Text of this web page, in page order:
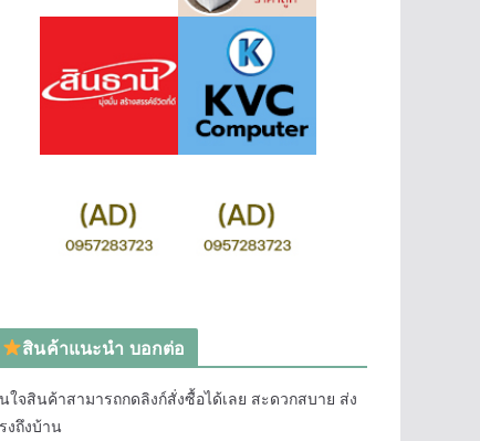
สินค้าแนะนำ บอกต่อ
ใจสินค้าสามารถกดลิงก์สั่งซื้อได้เลย สะดวกสบาย ส่ง
งถึงบ้าน